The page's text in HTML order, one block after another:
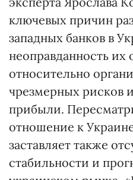
ключевых причин
западных банков в
неоправданность
относительно
чрезмерных рисков
прибыли.
отношение к
заставляет также
стабильности и